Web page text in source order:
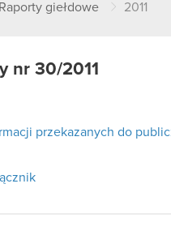
Raporty giełdowe 2011
nr 30/2011
przekazanych do